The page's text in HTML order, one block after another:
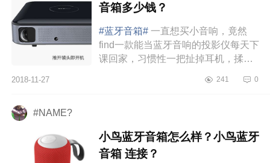
音箱多少钱？
#蓝牙音箱# 一直想买小音响，竟然
find一款能当蓝牙音响的投影仪每天下
课回家，习惯性一把扯掉耳机，揉揉
了自己爱吃的零食薯片，把手机
2018-11-27 241 0
#NAME?
小鸟蓝牙音箱怎么样？小鸟蓝牙
音箱 连接？